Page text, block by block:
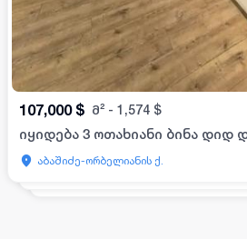
107,000 $ მ² - 1,574 $
იყიდება 3 ოთახიანი ბინა დიდ
აბაშიძე-ორბელიანის ქ.